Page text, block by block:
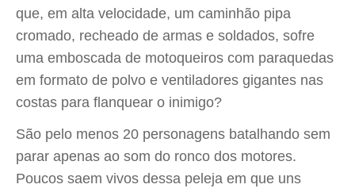
que, em alta velocidade, um caminhão pipa
cromado, recheado de armas e soldados, sofre
uma emboscada de motoqueiros com paraquedas
em formato de polvo e ventiladores gigantes nas
costas para flanquear o inimigo?
São pelo menos 20 personagens batalhando sem
parar apenas ao som do ronco dos motores.
Poucos saem vivos dessa peleja em que uns